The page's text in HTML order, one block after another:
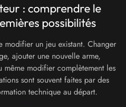
: comprendre le
possibilités
un jeu existant. Changer
ajouter une nouvelle arme,
modifier complètement les
sont souvent faites par des
technique au départ.